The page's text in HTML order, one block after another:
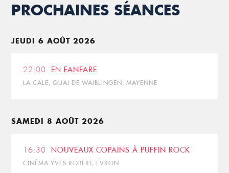
PROCHAINES SÉANCES
JEUDI 6 AOÛT 2026
22:00 EN FANFARE
LA CALE, QUAI DE WAIBLINGEN, MAYENNE
SAMEDI 8 AOÛT 2026
16:30 NOUVEAUX COPAINS À PUFFIN ROCK
CINÉMA YVES ROBERT, EVRON